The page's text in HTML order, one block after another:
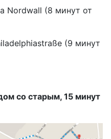
Nordwall (8 минут от
(9 минут
со старым, 15 минут